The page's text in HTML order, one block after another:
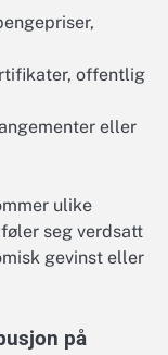
offentlig
eller
ulike
seg verdsatt
gevinst eller
på